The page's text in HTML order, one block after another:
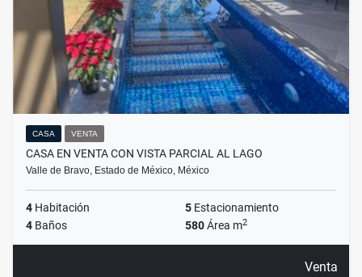
CASA VENTA
CASA EN VENTA CON VISTA PARCIAL AL LAGO
Valle de Bravo, Estado de México, México
4 Habitación 5 Estacionamiento
4 Baños 580Área m2
Venta